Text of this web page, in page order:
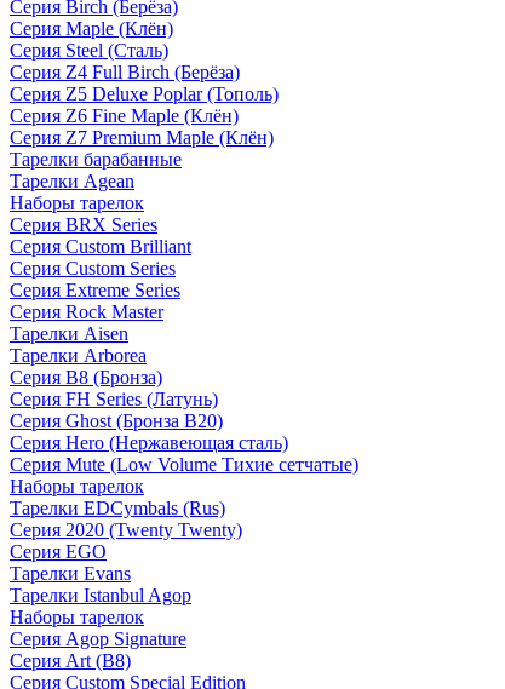
Серия Birch (Берёза)
Серия Maple (Клён)
Серия Steel (Сталь)
Серия Z4 Full Birch (Берёза)
Серия Z5 Deluxe Poplar (Тополь)
Серия Z6 Fine Maple (Клён)
Серия Z7 Premium Maple (Клён)
Тарелки барабанные
Тарелки Agean
Наборы тарелок
Серия BRX Series
Серия Custom Brilliant
Серия Custom Series
Серия Extreme Series
Серия Rock Master
Тарелки Aisen
Тарелки Arborea
Серия B8 (Бронза)
Серия FH Series (Латунь)
Серия Ghost (Бронза B20)
Серия Hero (Нержавеющая сталь)
Серия Mute (Low Volume Тихие сетчатые)
Наборы тарелок
Тарелки EDCymbals (Rus)
Серия 2020 (Twenty Twenty)
Серия EGO
Тарелки Evans
Тарелки Istanbul Agop
Наборы тарелок
Серия Agop Signature
Серия Art (B8)
Серия Custom Special Edition